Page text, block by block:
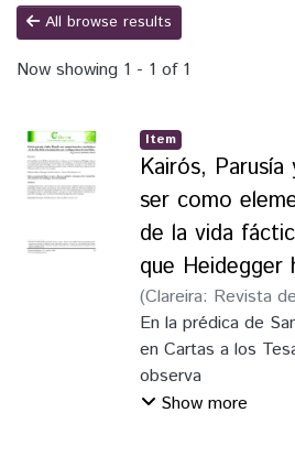
All browse results
Now showing 1 - 1 of 1
Item
Kairós,
ser como
de la vida
que Heidegger
(Clareira: Revista
Amazônica,2017)
Antonio
En la prédica de
en Cartas a los
observa
tres elementos
Show more